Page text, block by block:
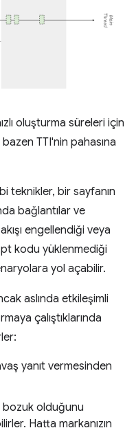
oluşturma süreleri için
TTI'nin pahasına
teknikler, bir sayfanın
bağlantılar ve
engellendiği veya
kodu yüklenmediği
yol açabilir.
aslında etkileşimli
çalıştıklarında
yanıt vermesinden
bozuk olduğunu
Hatta markanızın